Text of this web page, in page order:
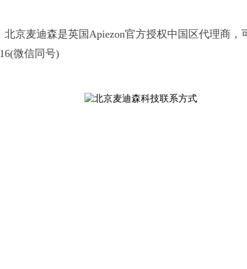
京麦迪森是英国Apiezon官方授权中国区代理商
微信同号)